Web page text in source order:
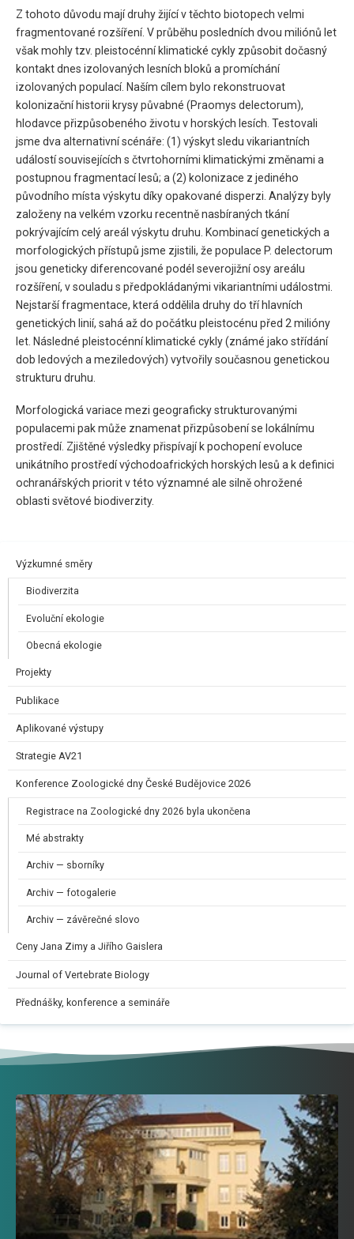
Z tohoto důvodu mají druhy žijící v těchto biotopech velmi
fragmentované rozšíření. V průběhu posledních dvou miliónů let
však mohly tzv. pleistocénní klimatické cykly způsobit dočasný
kontakt dnes izolovaných lesních bloků a promíchání
izolovaných populací. Naším cílem bylo rekonstruovat
kolonizační historii krysy půvabné (Praomys delectorum),
hlodavce přizpůsobeného životu v horských lesích. Testovali
jsme dva alternativní scénáře: (1) výskyt sledu vikariantních
událostí souvisejících s čtvrtohorními klimatickými změnami a
postupnou fragmentací lesů; a (2) kolonizace z jediného
původního místa výskytu díky opakované disperzi. Analýzy byly
založeny na velkém vzorku recentně nasbíraných tkání
pokrývajícím celý areál výskytu druhu. Kombinací genetických a
morfologických přístupů jsme zjistili, že populace P. delectorum
jsou geneticky diferencované podél severojižní osy areálu
rozšíření, v souladu s předpokládanými vikariantními událostmi.
Nejstarší fragmentace, která oddělila druhy do tří hlavních
genetických linií, sahá až do počátku pleistocénu před 2 milióny
let. Následné pleistocénní klimatické cykly (známé jako střídání
dob ledových a meziledových) vytvořily současnou genetickou
strukturu druhu.
Morfologická variace mezi geograficky strukturovanými
populacemi pak může znamenat přizpůsobení se lokálnímu
prostředí. Zjištěné výsledky přispívají k pochopení evoluce
unikátního prostředí východoafrických horských lesů a k definici
ochranářských priorit v této významné ale silně ohrožené
oblasti světové biodiverzity.
Výzkumné směry
Biodiverzita
Evoluční ekologie
Obecná ekologie
Projekty
Publikace
Aplikované výstupy
Strategie AV21
Konference Zoologické dny České Budějovice 2026
Registrace na Zoologické dny 2026 byla ukončena
Mé abstrakty
Archiv — sborníky
Archiv — fotogalerie
Archiv — závěrečné slovo
Ceny Jana Zimy a Jiřího Gaislera​
Journal of Vertebrate Biology
Přednášky, konference a semináře